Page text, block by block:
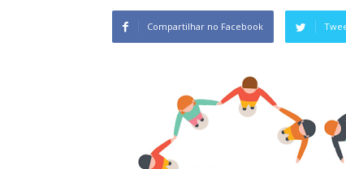
Compartilhar no Facebook